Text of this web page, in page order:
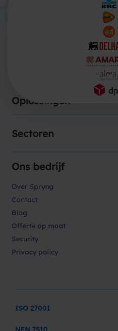
Oplossingen
Sectoren
Ons bedrijf
Over Spryng
Contact
Blog
Offerte op maat
Security
Privacy policy
ISO 27001